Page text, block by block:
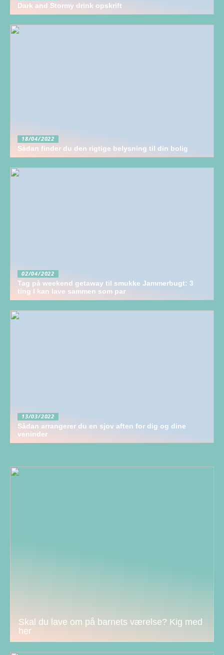
Dark and Stormy drink opskrift
18/04/2022
Sådan finder du den rigtige belysning til din bolig
02/04/2022
Tag på weekend getaway til smukke Jammerbugt: 3
ting I kan lave sammen som par
13/03/2022
Sådan arrangerer du en sjov aften for dig og dine
veninder
Skal du lave om på barnets værelse? Kig med
her